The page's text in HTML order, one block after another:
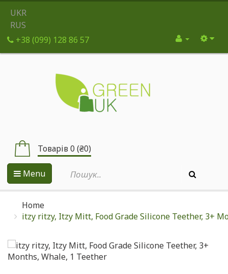
UKR
RUS
+38 (099) 128 86 57
Товарів 0 (₴0)
Menu
Home
itzy ritzy, Itzy Mitt, Food Grade Silicone Teether, 3+